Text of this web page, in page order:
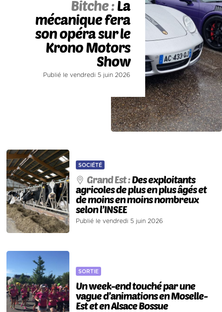
Bitche :La
mécanique fera
son opéra sur le
Krono Motors
Show
Publié le vendredi 5 juin 2026
SOCIÉTÉ
Grand Est :Des exploitants
agricoles de plus en plus âgés et
de moins en moins nombreux
selon l’INSEE
Publié le vendredi 5 juin 2026
SORTIE
Un week-end touché par une
vague d’animations en Moselle-
Est et en Alsace Bossue